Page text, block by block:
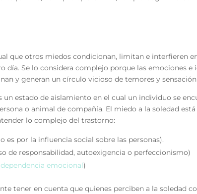
que otros miedos condicionan, limitan e interfieren
día. Se lo considera complejo porque las emociones e
y generan un círculo vicioso de temores y
un estado de aislamiento en el cual un individuo se
o animal de compañía. El miedo a la soledad
lo complejo del trastorno:
es por la influencia social sobre las personas).
de responsabilidad, autoexigencia o perfeccionismo)
dependencia emocional)
tener en cuenta que quienes perciben a la soledad